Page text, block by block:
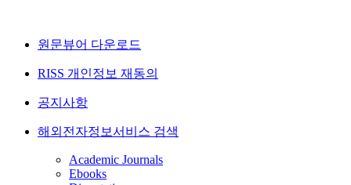
원문뷰어 다운로드
RISS 개인정보 재동의
공지사항
해외전자정보서비스 검색
Academic Journals
Ebooks